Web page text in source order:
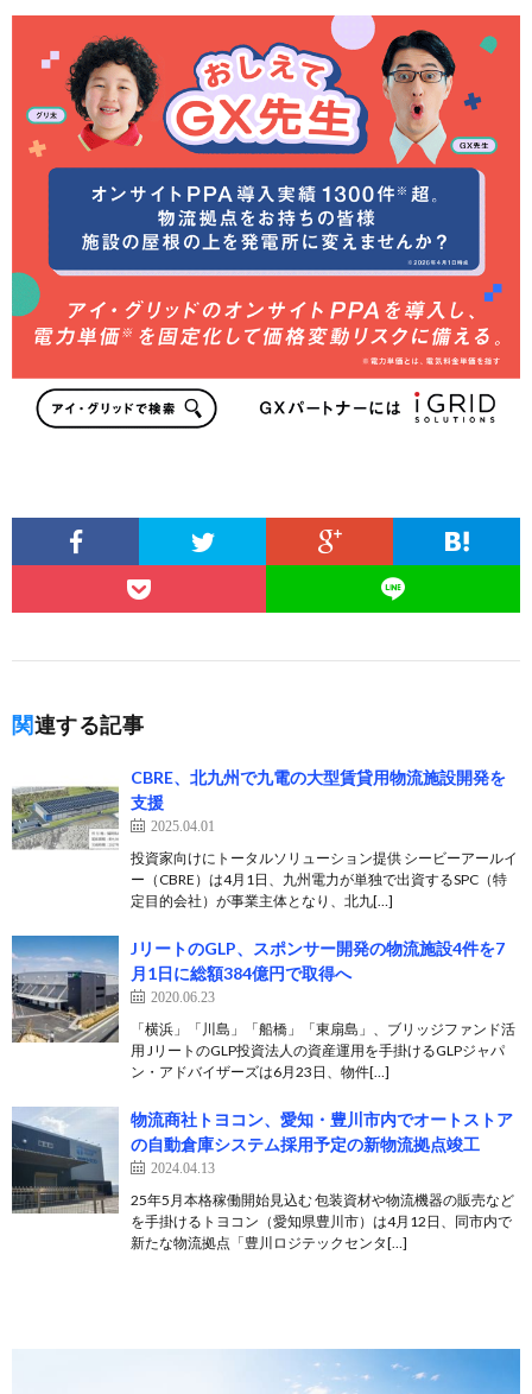
関連する記事
CBRE、北九州で九電の大型賃貸用物流施設開発を
支援
2025.04.01
投資家向けにトータルソリューション提供 シービーアールイ
ー（CBRE）は4月1日、九州電力が単独で出資するSPC（特
定目的会社）が事業主体となり、北九[…]
JリートのGLP、スポンサー開発の物流施設4件を7
月1日に総額384億円で取得へ
2020.06.23
「横浜」「川島」「船橋」「東扇島」、ブリッジファンド活
用 JリートのGLP投資法人の資産運用を手掛けるGLPジャパ
ン・アドバイザーズは6月23日、物件[…]
物流商社トヨコン、愛知・豊川市内でオートストア
の自動倉庫システム採用予定の新物流拠点竣工
2024.04.13
25年5月本格稼働開始見込む 包装資材や物流機器の販売など
を手掛けるトヨコン（愛知県豊川市）は4月12日、同市内で
新たな物流拠点「豊川ロジテックセンタ[…]